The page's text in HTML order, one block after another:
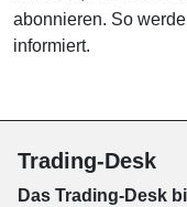
abonnieren. So
informiert.
Trading-Desk
Das Trading-Desk